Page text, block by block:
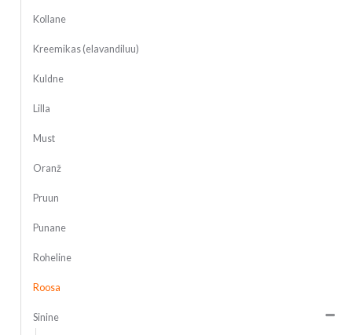
Kollane
Kreemikas (elavandiluu)
Kuldne
Lilla
Must
Oranž
Pruun
Punane
Roheline
Roosa
Sinine